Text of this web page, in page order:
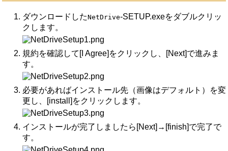
ダウンロードしたNetDrive-SETUP.exeをダブルクリッ
クします。
規約を確認して[I Agree]をクリックし、[Next]で進みま
す。
必要があればインストール先（画像はデフォルト）を変
更し、[install]をクリックします。
インストールが完了しましたら[Next]→[finish]で完了で
す。